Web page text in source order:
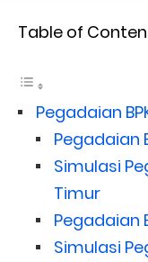
Table of
Pegadaian
Pegadaian
Simulasi
Timur
Pegadaian
Simulasi